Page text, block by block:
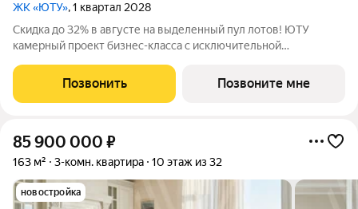
ЖК «ЮТУ», 1 квартал 2028
Скидка до 32% в августе на выделенный пул лотов! ЮТУ
камерный проект бизнес-класса с исключительной
благоустроенной набережной канала имени Москвы. Проект
создает идеальный баланс жизни в
Позвонить Позвоните мне
85 900 000 ₽
163 м² 3-комн. квартира 10 этаж из 32
новостройка